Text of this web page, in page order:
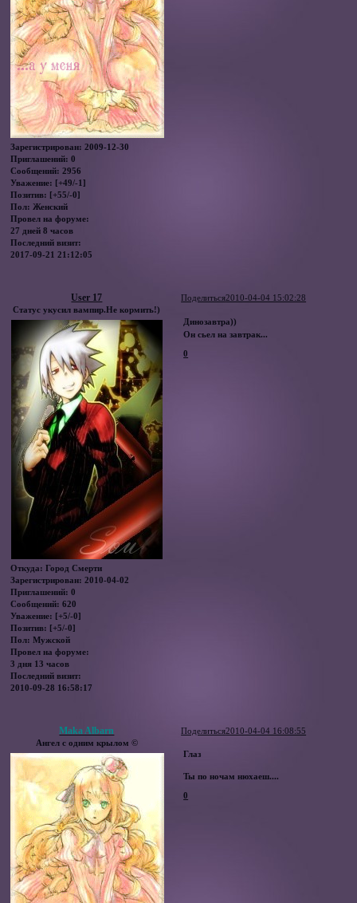
Зарегистрирован: 2009-12-30
Приглашений: 0
Сообщений: 2956
Уважение: [+49/-1]
Позитив: [+55/-0]
Пол: Женский
Провел на форуме:
27 дней 8 часов
Последний визит:
2017-09-21 21:12:05
Поделиться2010-04-04 15:02:28
User 17
Статус укусил вампир.Не кормить!)
Откуда: Город Смерти
Зарегистрирован: 2010-04-02
Приглашений: 0
Сообщений: 620
Уважение: [+5/-0]
Позитив: [+5/-0]
Пол: Мужской
Провел на форуме:
3 дня 13 часов
Последний визит:
2010-09-28 16:58:17
Динозавтра))
Он сьел на завтрак...
0
Поделиться2010-04-04 16:08:55
Maka Albarn
Ангел с одним крылом ©
Глаз
Ты по ночам нюхаеш....
0